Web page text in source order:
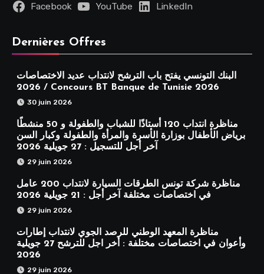
Facebook YouTube LinkedIn
Dernières Offres
البنك التونسي يفتح باب الترشح لانتداب عديد الاختصاصات
2026 / Concours BT Banque de Tunisie 2026
30 juin 2026
مناظرة انتداب 120 أستاذًا للشباب والطفولة و 50 منشطًا
برياض الأطفال بوزارة الأسرة والمرأة والطفولة وكبار السن
آخر أجل للتسجيل : 27 جويلية 2026
29 juin 2026
مناظرة شركة تونس الطرقات السيارة لانتداب 200 عامل
في اختصاصات مختلفة آخر أجل : 21 جويلية 2026
29 juin 2026
مناظرة المعهد الوطني للرصد الجوي لانتداب إطارات
وأعوان في اختصاصات مختلفة : أخر اجل للترشح 27 جويلية
2026
29 juin 2026